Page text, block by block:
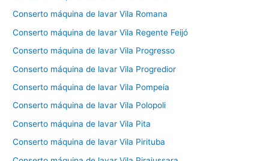
Conserto máquina de lavar Vila Romana
Conserto máquina de lavar Vila Regente Feijó
Conserto máquina de lavar Vila Progresso
Conserto máquina de lavar Vila Progredior
Conserto máquina de lavar Vila Pompeia
Conserto máquina de lavar Vila Polopoli
Conserto máquina de lavar Vila Pita
Conserto máquina de lavar Vila Pirituba